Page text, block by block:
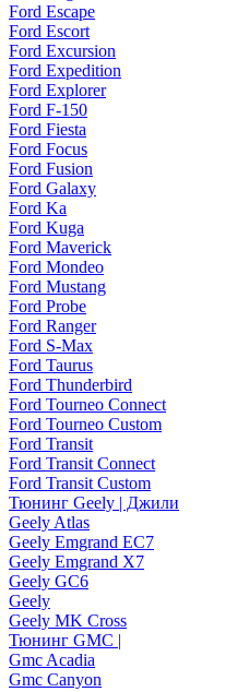
Ford Escape
Ford Escort
Ford Excursion
Ford Expedition
Ford Explorer
Ford F-150
Ford Fiesta
Ford Focus
Ford Fusion
Ford Galaxy
Ford Ka
Ford Kuga
Ford Maverick
Ford Mondeo
Ford Mustang
Ford Probe
Ford Ranger
Ford S-Max
Ford Taurus
Ford Thunderbird
Ford Tourneo Connect
Ford Tourneo Custom
Ford Transit
Ford Transit Connect
Ford Transit Custom
Тюнинг Geely | Джили
Geely Atlas
Geely Emgrand EC7
Geely Emgrand X7
Geely GC6
Geely
Geely MK Cross
Тюнинг GMC |
Gmc Acadia
Gmc Canyon